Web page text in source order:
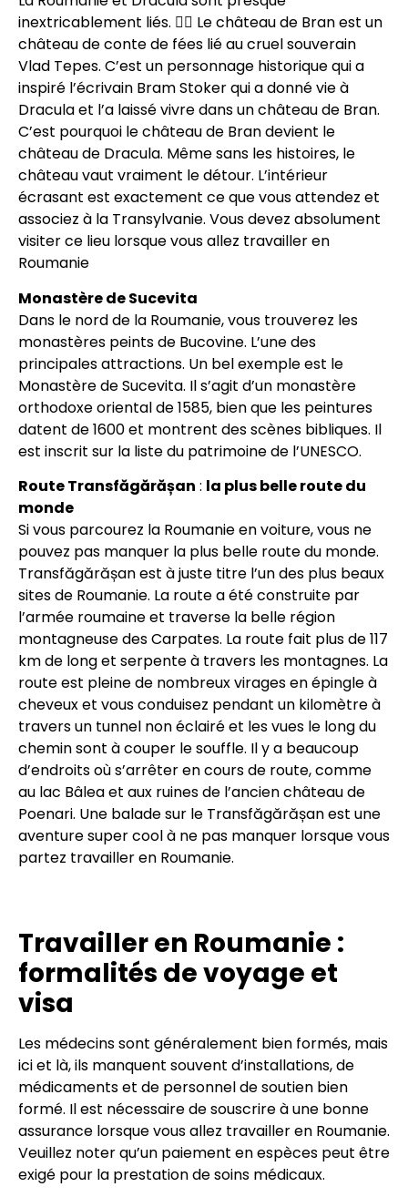
inextricablement liés. 🧛‍♀️ Le château de Bran est un
château de conte de fées lié au cruel souverain
Vlad Tepes. C’est un personnage historique qui a
inspiré l’écrivain Bram Stoker qui a donné vie à
Dracula et l’a laissé vivre dans un château de Bran.
C’est pourquoi le château de Bran devient le
château de Dracula. Même sans les histoires, le
château vaut vraiment le détour. L’intérieur
écrasant est exactement ce que vous attendez et
associez à la Transylvanie. Vous devez absolument
visiter ce lieu lorsque vous allez travailler en
Roumanie
Monastère de Sucevita
Dans le nord de la Roumanie, vous trouverez les
monastères peints de Bucovine. L’une des
principales attractions. Un bel exemple est le
Monastère de Sucevita. Il s’agit d’un monastère
orthodoxe oriental de 1585, bien que les peintures
datent de 1600 et montrent des scènes bibliques. Il
est inscrit sur la liste du patrimoine de l’UNESCO.
Route Transfăgărășan : la plus belle route du
monde
Si vous parcourez la Roumanie en voiture, vous ne
pouvez pas manquer la plus belle route du monde.
Transfăgărășan est à juste titre l’un des plus beaux
sites de Roumanie. La route a été construite par
l’armée roumaine et traverse la belle région
montagneuse des Carpates. La route fait plus de 117
km de long et serpente à travers les montagnes. La
route est pleine de nombreux virages en épingle à
cheveux et vous conduisez pendant un kilomètre à
travers un tunnel non éclairé et les vues le long du
chemin sont à couper le souffle. Il y a beaucoup
d’endroits où s’arrêter en cours de route, comme
au lac Bâlea et aux ruines de l’ancien château de
Poenari. Une balade sur le Transfăgărășan est une
aventure super cool à ne pas manquer lorsque vous
partez travailler en Roumanie.
Travailler en Roumanie :
formalités de voyage et
visa
Les médecins sont généralement bien formés, mais
ici et là, ils manquent souvent d’installations, de
médicaments et de personnel de soutien bien
formé. Il est nécessaire de souscrire à une bonne
assurance lorsque vous allez travailler en Roumanie.
Veuillez noter qu’un paiement en espèces peut être
exigé pour la prestation de soins médicaux.